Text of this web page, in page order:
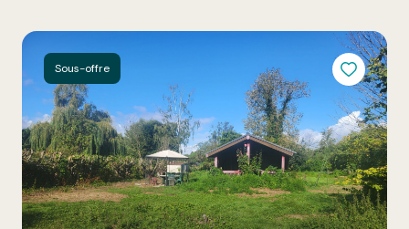
Vendu
Honoraires
Contact
Sous-offre